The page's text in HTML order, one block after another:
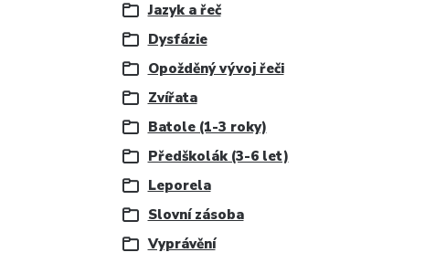
Jazyk a řeč
Dysfázie
Opožděný vývoj řeči
Zvířata
Batole (1-3 roky)
Předškolák (3-6 let)
Leporela
Slovní zásoba
Vyprávění